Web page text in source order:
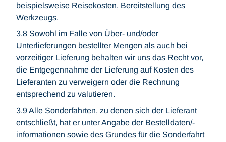
beispielsweise Reisekosten, Bereitstellung des
Werkzeugs.
3.8 Sowohl im Falle von Über- und/oder
Unterlieferungen bestellter Mengen als auch bei
vorzeitiger Lieferung behalten wir uns das Recht vor,
die Entgegennahme der Lieferung auf Kosten des
Lieferanten zu verweigern oder die Rechnung
entsprechend zu valutieren.
3.9 Alle Sonderfahrten, zu denen sich der Lieferant
entschließt, hat er unter Angabe der Bestelldaten/-
informationen sowie des Grundes für die Sonderfahrt